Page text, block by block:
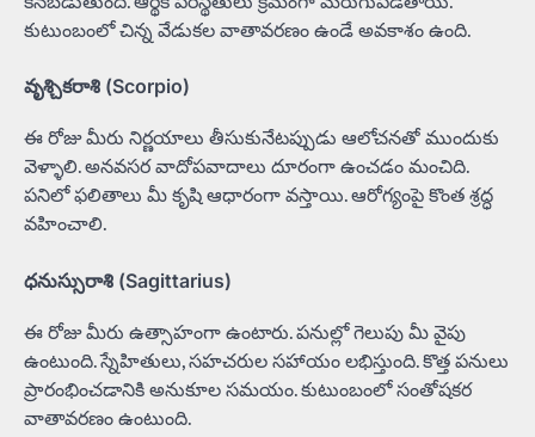
కుటుంబంలో చిన్న వేడుకల వాతావరణం ఉండే అవకాశం ఉంది.
వృశ్చికరాశి (Scorpio)
ఈ రోజు మీరు నిర్ణయాలు తీసుకునేటప్పుడు ఆలోచనతో ముందుకు
వెళ్ళాలి. అనవసర వాదోపవాదాలు దూరంగా ఉంచడం మంచిది.
పనిలో ఫలితాలు మీ కృషి ఆధారంగా వస్తాయి. ఆరోగ్యంపై కొంత శ్రద్ధ
వహించాలి.
ధనుస్సురాశి (Sagittarius)
ఈ రోజు మీరు ఉత్సాహంగా ఉంటారు. పనుల్లో గెలుపు మీ వైపు
ఉంటుంది. స్నేహితులు, సహచరుల సహాయం లభిస్తుంది. కొత్త పనులు
ప్రారంభించడానికి అనుకూల సమయం. కుటుంబంలో సంతోషకర
వాతావరణం ఉంటుంది.